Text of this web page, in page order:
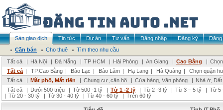
Sàn giao dịch Tin tức Dự án Tư vấn Đăng nhập Đăng ký
Đăng
Cần bán
Cho thuê
Tìm theo nhu cầu
Tất cả
| Hà Nội | Đà Nẵng | TP HCM | Hải Phòng | An Giang | Cao Bằng |
Tất cả | TP.Cao Bằng | Bảo Lạc | Bảo Lâm | Hạ Lang | Hà Quảng |
Chọn quận
Tất cả
| Mặt phố, Mặt tiền | Chung cư ,căn hộ | Cửa hàng, Văn phòng | Nhà ở,
Tất cả
| Dưới 500 triệu | Từ 500 -1 tỷ | Từ 1 -2 tỷ | Từ 2 -3 tỷ | Từ 3 – 5 tỷ | Từ 5
| Từ 20 - 30 tỷ | Từ 30 - 40 tỷ | Từ 40 - 60 tỷ | Trên 60 tỷ